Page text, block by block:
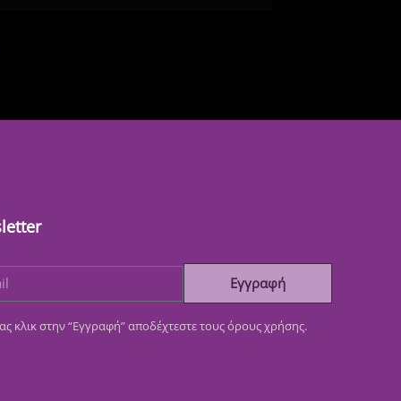
Εγγραφή
κλικ στην “Εγγραφή” αποδέχτεστε τους όρους χρήσης.